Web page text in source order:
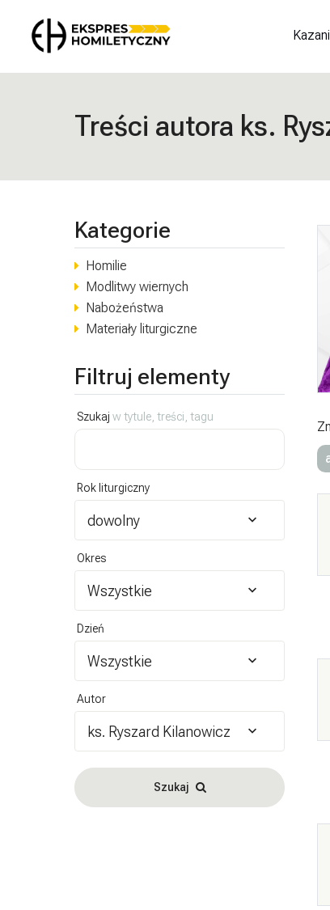
Treści autora ks.
Kategorie
Homilie
Modlitwy wiernych
Nabożeństwa
Materiały liturgiczne
Filtruj elementy
Szukaj w tytule, treści, tagu
Rok liturgiczny
dowolny
Okres
Wszystkie
Dzień
Wszystkie
Autor
ks. Ryszard Kilanowicz
Szukaj